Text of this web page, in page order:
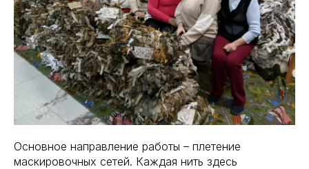
Основное направление работы – плетение
маскировочных сетей. Каждая нить здесь